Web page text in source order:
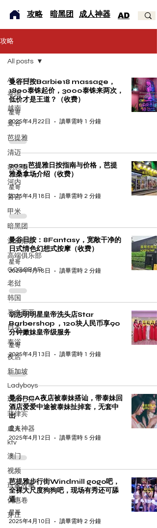
​攻略 暗黑团 成人神器 AD
攻略
All posts
泰国
越南
曼谷
芭提雅
清迈
胡志明
河内
普吉
甲米
暗黑团
酒店推荐
高端俱乐部
GOGOBAR
老挝
韩国
马来西亚
日本
泰浴
夜店
新加坡
Ladyboys
玩家心得
菲律宾
成人神器
ktv
澳门
视频
玩家故事
优惠卷
芽庄
All posts
曼谷日按Barbie18 massage，
1800泰铢起价，3000泰铢来两次，
低价才是王道？（收费）
星哥
2025年4月22日
讀畢需時 1 分鐘
2025芭提雅日按指南与价格，芭提
雅桑拿场介绍（收费）
星哥
2025年4月18日
讀畢需時 2 分鐘
曼谷日按：8Fantasy，宽敞干净的
日式情色幻想式按摩（收费）
星哥
2025年4月18日
讀畢需時 2 分鐘
胡志明明星皇帝洗头店Star
Barbershop ，120块人民币享90
分钟嫩妹皇帝级服务
星哥
2025年4月13日
讀畢需時 1 分鐘
曼谷RCA夜店被泰妹搭讪，带泰妹回
酒店爱爱中途被泰妹扯掉套，无套中
出
星哥
2025年4月12日
讀畢需時 5 分鐘
芭提雅步行街Windmill gogo吧，
全裸大尺度狗狗吧，现场有秀还可舔
逼
星哥
2025年4月10日
讀畢需時 2 分鐘